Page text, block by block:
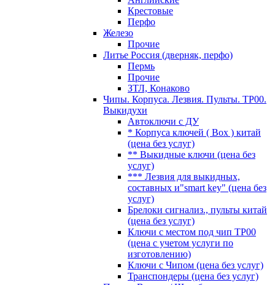
Крестовые
Перфо
Железо
Прочие
Литье Россия (дверняк, перфо)
Пермь
Прочие
ЗТЛ, Конаково
Чипы. Корпуса. Лезвия. Пульты. TP00.
Выкидухи
Автоключи с ДУ
* Корпуса ключей ( Box ) китай
(цена без услуг)
** Выкидные ключи (цена без
услуг)
*** Лезвия для выкидных,
составных и"smart key" (цена без
услуг)
Брелоки сигнализ., пульты китай
(цена без услуг)
Ключи с местом под чип TP00
(цена с учетом услуги по
изготовлению)
Ключи с Чипом (цена без услуг)
Транспондеры (цена без услуг)